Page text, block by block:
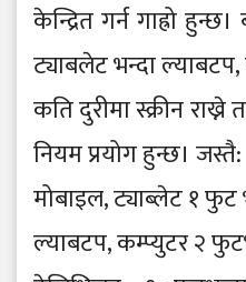
केन्द्रित गर्न गाह्रो
ट्याबलेट भन्दा ल्याबटप,
कति दुरीमा स्क्रीन
नियम प्रयोग हुन्छ। जस्तै:
मोबाइल, ट्याब्लेट १ फुट
ल्याबटप, कम्प्युटर २